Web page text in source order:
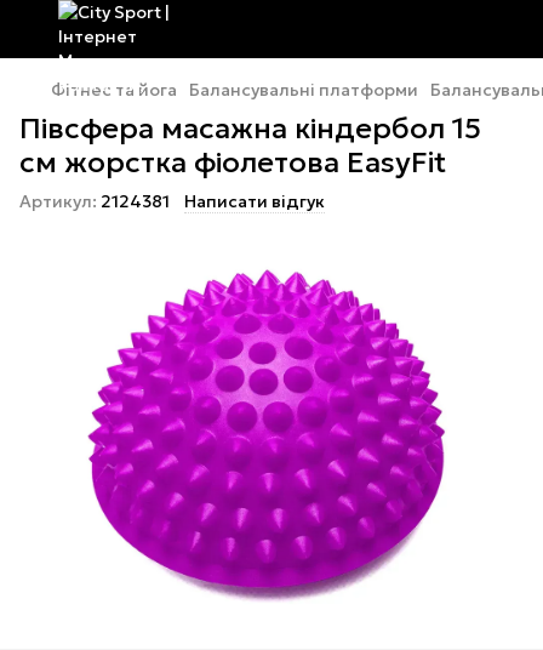
Фітнес та йога Балансувальні платформи
Півсфера масажна кіндербол 15
см жорстка фіолетова EasyFit
Артикул: 2124381 Написати відгук